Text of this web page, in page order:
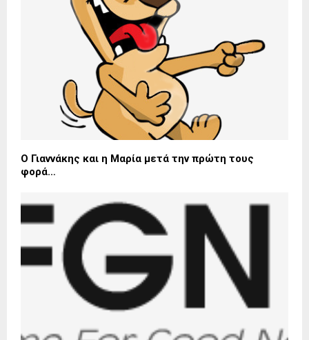
Ο Γιαννάκης και η Μαρία μετά την πρώτη τους
φορά…